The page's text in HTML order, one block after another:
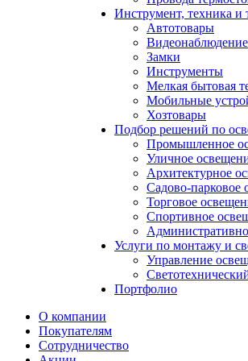
Инструмент, техника и
Автотовары
Видеонаблюдение
Замки
Инструменты
Мелкая бытовая
Мобильные
Хозтовары
Подбор решений по
Промышленное
Уличное
Архитектурное
Садово-парковое
Торговое
Спортивное
Услуги по монтажу и
Управление
Портфолио
О компании
Покупателям
Сотрудничество